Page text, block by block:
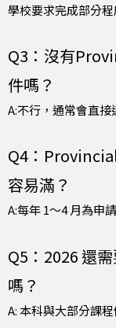
學校要求完成部分
Q3：沒有
件嗎？
A:不行，通常會直接
Q4：
容易滿？
A:每年 1～4 月為申
Q5：2026 還
嗎？
A: 本科與大部分課